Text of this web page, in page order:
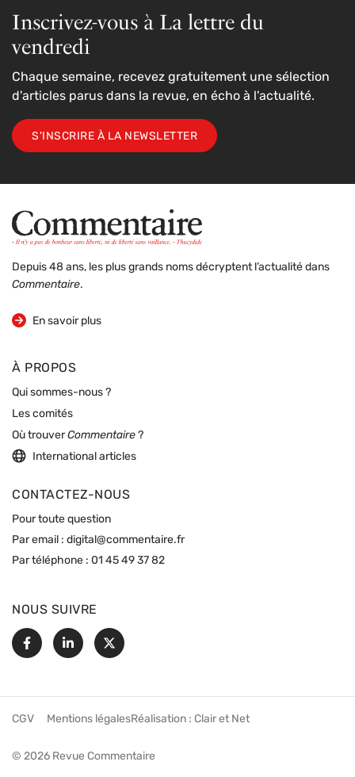
Inscrivez-vous à La lettre du
vendredi
Chaque semaine, recevez gratuitement une sélection
d'articles parus dans la revue, en écho à l'actualité.
S'INSCRIRE À LA NEWSLETTER
Depuis 48 ans, les plus grands noms décryptent l’actualité dans
Commentaire.
En savoir plus
sur la revue
À PROPOS
Qui sommes-nous ?
Les comités
Où trouverCommentaire ?
International articles
CONTACTEZ-NOUS
Pour toute question
Par email : digital@commentaire.fr
Par téléphone : 01 45 49 37 82
NOUS SUIVRE
FacebookLinkedin
X
© 2026 Revue Commentaire
CGV Mentions légalesRéalisation : Clair et Net